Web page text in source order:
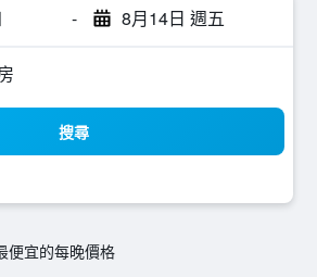
- 8月14日 週五
搜尋
便宜的每晚價格